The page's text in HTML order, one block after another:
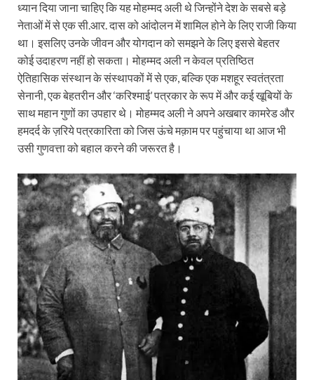
ध्यान दिया जाना चाहिए कि यह मोहम्मद अली थे जिन्होंने देश के सबसे बड़े
नेताओं में से एक सी.आर. दास को आंदोलन में शामिल होने के लिए राजी किया
था। इसलिए उनके जीवन और योगदान को समझने के लिए इससे बेहतर
कोई उदाहरण नहीं हो सकता। मोहम्मद अली न केवल प्रतिष्ठित
ऐतिहासिक संस्थान के संस्थापकों में से एक, बल्कि एक मशहूर स्वतंत्रता
सेनानी, एक बेहतरीन और ‘करिश्माई’ पत्रकार के रूप में और कई खूबियों के
साथ महान गुणों का उपहार थे। मोहम्मद अली ने अपने अखबार कामरेड और
हमदर्द के ज़रिये पत्रकारिता को जिस ऊंचे मक़ाम पर पहुंचाया था आज भी
उसी गुणवत्ता को बहाल करने की जरूरत है।